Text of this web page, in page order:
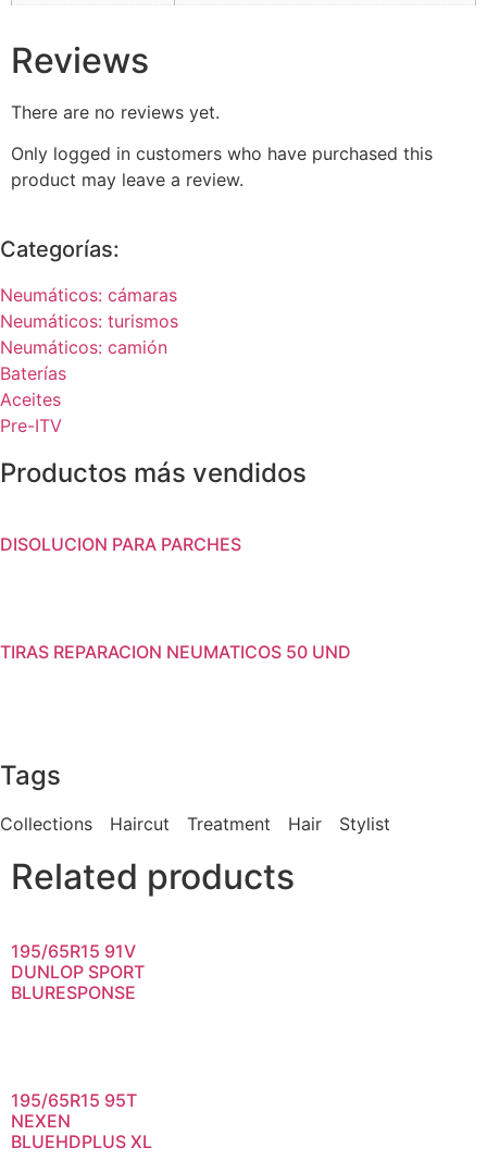
Reviews
There are no reviews yet.
Only logged in customers who have purchased this
product may leave a review.
Categorías:
Neumáticos: cámaras
Neumáticos: turismos
Neumáticos: camión
Baterías
Aceites
Pre-ITV
Productos más vendidos
DISOLUCION PARA PARCHES
TIRAS REPARACION NEUMATICOS 50 UND
Tags
Collections Haircut Treatment Hair Stylist
Related products
195/65R15 91V
DUNLOP SPORT
BLURESPONSE
195/65R15 95T
NEXEN
BLUEHDPLUS XL